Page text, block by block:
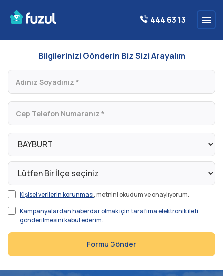
444 63 13
Bilgilerinizi Gönderin Biz Sizi Arayalım
Kişisel verilerin korunması, metnini okudum ve onaylıyorum.
Kampanyalardan haberdar olmak için tarafıma elektronik ileti
gönderilmesini kabul ederim.
Formu Gönder